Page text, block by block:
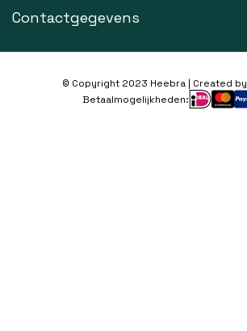
Contactgegevens
© Copyright 2023 Heebra | Created by
Betaalmogelijkheden: